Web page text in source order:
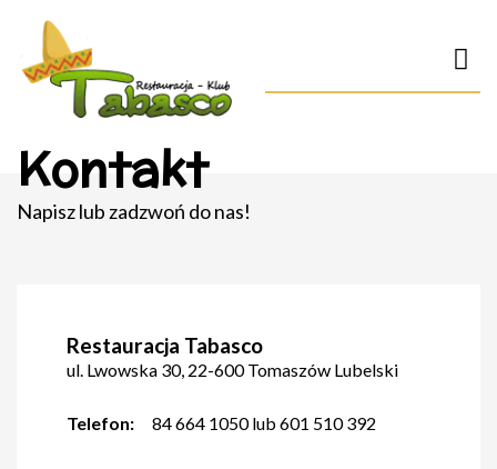
Kontakt
Napisz lub zadzwoń do nas!
Restauracja Tabasco
ul. Lwowska 30, 22-600 Tomaszów Lubelski
Telefon: 84 664 1050 lub 601 510 392